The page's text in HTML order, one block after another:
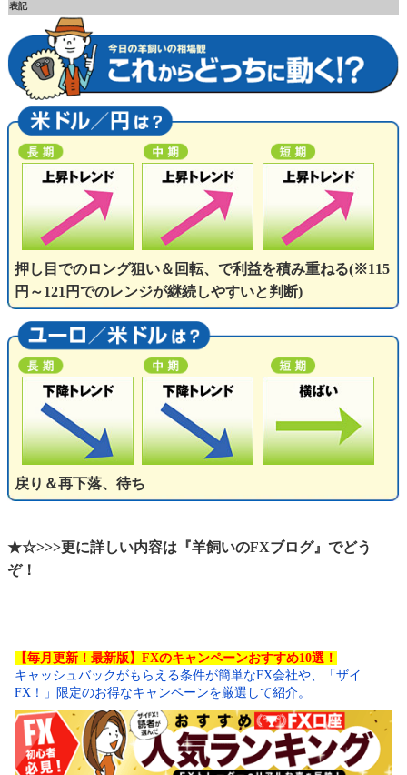
表記
押し目でのロング狙い＆回転、で利益を積み重ねる(※115
円～121円でのレンジが継続しやすいと判断)
戻り＆再下落、待ち
★☆>>>更に詳しい内容は『羊飼いのFXブログ』でどう
ぞ！
【毎月更新！最新版】FXのキャンペーンおすすめ10選！
キャッシュバックがもらえる条件が簡単なFX会社や、「ザイ
FX！」限定のお得なキャンペーンを厳選して紹介。